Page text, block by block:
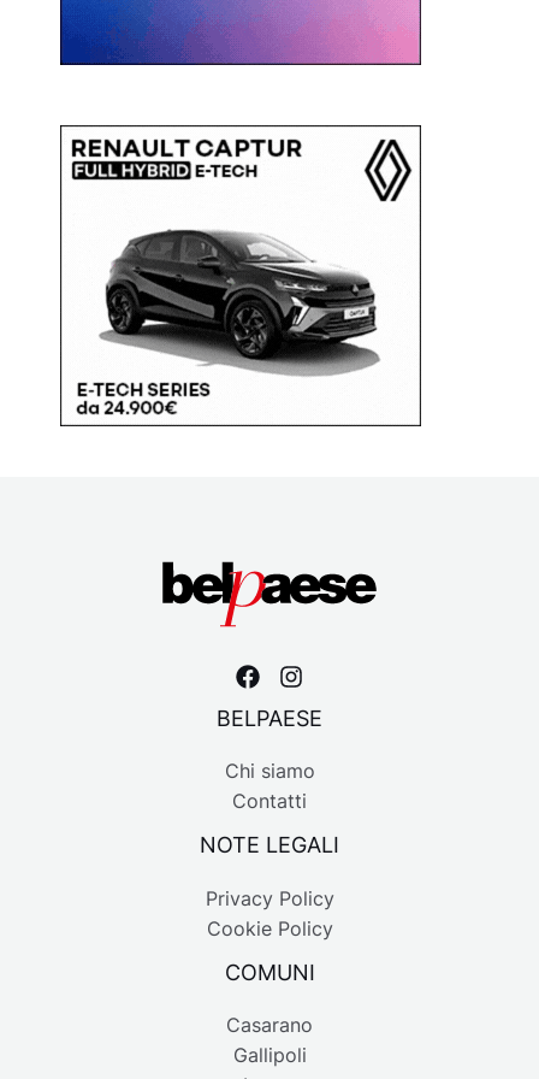
BELPAESE
Chi siamo
Contatti
NOTE LEGALI
Privacy Policy
Cookie Policy
COMUNI
Casarano
Gallipoli